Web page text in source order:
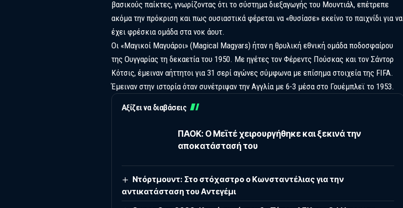
βασικούς παίκτες, γνωρίζοντας ότι το σύστημα διεξαγωγής του Μουντιάλ, επέτρεπε
ακόμα την πρόκριση και πως ουσιαστικά φέρεται να «θυσίασε» εκείνο το παιχνίδι για να
έχει φρέσκια ομάδα στα νοκ άουτ.
Οι «Μαγικοί Μαγυάροι» (Magical Magyars) ήταν η θρυλική εθνική ομάδα ποδοσφαίρου
της Ουγγαρίας τη δεκαετία του 1950. Με ηγέτες τον Φέρεντς Πούσκας και τον Σάντορ
Κότσις, έμειναν αήττητοι για 31 σερί αγώνες σύμφωνα με επίσημα στοιχεία της FIFA.
Έμειναν στην ιστορία όταν συνέτριψαν την Αγγλία με 6-3 μέσα στο Γουέμπλεϊ το 1953.
Αξίζει να διαβάσεις
ΠΑΟΚ: Ο Μεϊτέ χειρουργήθηκε και ξεκινά την
αποκατάστασή του
Ντόρτμουντ: Στο στόχαστρο ο Κωνσταντέλιας για την
αντικατάσταση του Αντεγέμι